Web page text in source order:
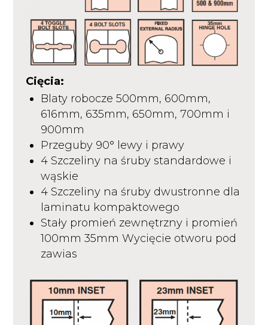
Cięcia:
Blaty robocze 500mm, 600mm,
616mm, 635mm, 650mm, 700mm i
900mm
Przeguby 90° lewy i prawy
4 Szczeliny na śruby standardowe i
wąskie
4 Szczeliny na śruby dwustronne dla
laminatu kompaktowego
Stały promień zewnętrzny i promień
100mm 35mm Wycięcie otworu pod
zawias